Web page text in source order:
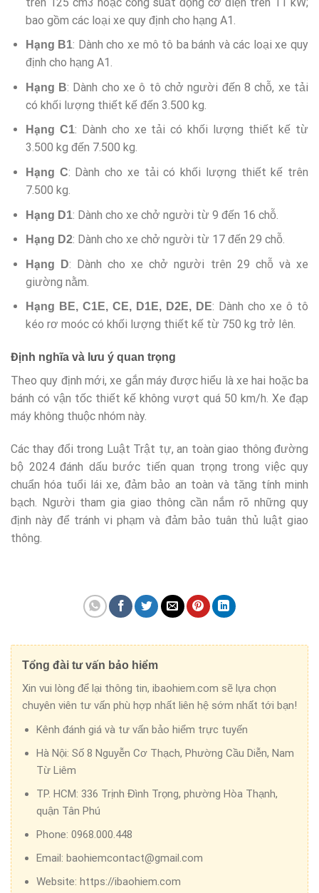
bao gồm các loại xe quy định cho hạng A1.
Hạng B1: Dành cho xe mô tô ba bánh và các loại xe quy
định cho hạng A1.
Hạng B: Dành cho xe ô tô chở người đến 8 chỗ, xe tải
có khối lượng thiết kế đến 3.500 kg.
Hạng C1: Dành cho xe tải có khối lượng thiết kế từ
3.500 kg đến 7.500 kg.
Hạng C: Dành cho xe tải có khối lượng thiết kế trên
7.500 kg.
Hạng D1: Dành cho xe chở người từ 9 đến 16 chỗ.
Hạng D2: Dành cho xe chở người từ 17 đến 29 chỗ.
Hạng D: Dành cho xe chở người trên 29 chỗ và xe
giường nằm.
Hạng BE, C1E, CE, D1E, D2E, DE: Dành cho xe ô tô
kéo rơ moóc có khối lượng thiết kế từ 750 kg trở lên.
Định nghĩa và lưu ý quan trọng
Theo quy định mới, xe gắn máy được hiểu là xe hai hoặc ba
bánh có vận tốc thiết kế không vượt quá 50 km/h. Xe đạp
máy không thuộc nhóm này.
Các thay đổi trong Luật Trật tự, an toàn giao thông đường
bộ 2024 đánh dấu bước tiến quan trọng trong việc quy
chuẩn hóa tuổi lái xe, đảm bảo an toàn và tăng tính minh
bạch. Người tham gia giao thông cần nắm rõ những quy
định này để tránh vi phạm và đảm bảo tuân thủ luật giao
thông.
Tổng đài tư vấn bảo hiểm
Xin vui lòng để lại thông tin, ibaohiem.com sẽ lựa chọn
chuyên viên tư vấn phù hợp nhất liên hệ sớm nhất tới bạn!
Kênh đánh giá và tư vấn bảo hiểm trực tuyến
Hà Nội: Số 8 Nguyễn Cơ Thạch, Phường Cầu Diễn, Nam
Từ Liêm
TP. HCM: 336 Trịnh Đình Trọng, phường Hòa Thạnh,
quận Tân Phú
Phone: 0968.000.448
Email: baohiemcontact@gmail.com
Website: https://ibaohiem.com